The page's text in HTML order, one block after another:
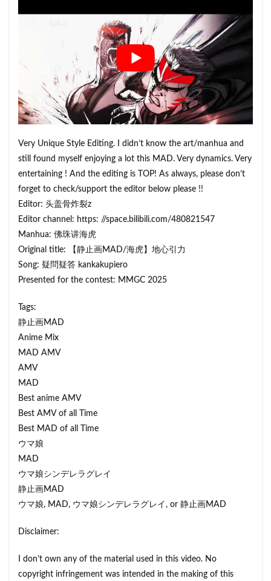
Very Unique Style Editing. I didn’t know the art/manhua and
still found myself enjoying a lot this MAD. Very dynamics. Very
entertaining ! And the editing is TOP! As always, please don’t
forget to check/support the editor below please !!
Editor: 头盖骨炸裂z
Editor channel: https: //space.bilibili.com/480821547
Manhua: 佛珠讲海虎
Original title: 【静止画MAD/海虎】地心引力
Song: 疑問疑答 kankakupiero
Presented for the contest: MMGC 2025
Tags:
静止画MAD
Anime Mix
MAD AMV
AMV
MAD
Best anime AMV
Best AMV of all Time
Best MAD of all Time
ウマ娘
MAD
ウマ娘シンデレラグレイ
静止画MAD
ウマ娘, MAD, ウマ娘シンデレラグレイ, or 静止画MAD
Disclaimer:
I don’t own any of the material used in this video. No
copyright infringement was intended in the making of this